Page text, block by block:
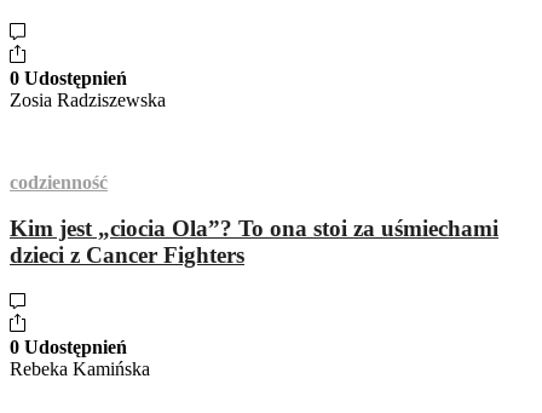
0 Udostępnień
Zosia Radziszewska
codzienność
Kim jest „ciocia Ola”? To ona stoi za uśmiechami
dzieci z Cancer Fighters
0 Udostępnień
Rebeka Kamińska